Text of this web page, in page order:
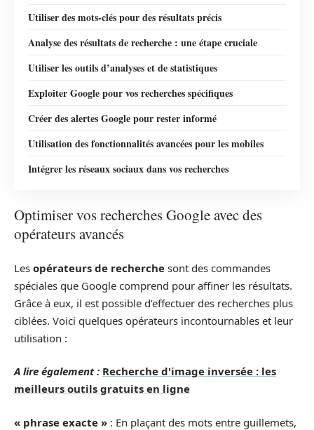
Utiliser des mots-clés pour des résultats précis
Analyse des résultats de recherche : une étape cruciale
Utiliser les outils d’analyses et de statistiques
Exploiter Google pour vos recherches spécifiques
Créer des alertes Google pour rester informé
Utilisation des fonctionnalités avancées pour les mobiles
Intégrer les réseaux sociaux dans vos recherches
Optimiser vos recherches Google avec des
opérateurs avancés
Les opérateurs de recherche sont des commandes
spéciales que Google comprend pour affiner les résultats.
Grâce à eux, il est possible d’effectuer des recherches plus
ciblées. Voici quelques opérateurs incontournables et leur
utilisation :
A lire également : Recherche d'image inversée : les
meilleurs outils gratuits en ligne
« phrase exacte » : En plaçant des mots entre guillemets,